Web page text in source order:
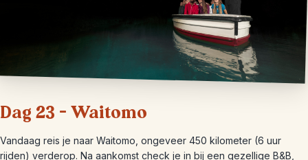
Dag 23 – Waitomo
Vandaag reis je naar Waitomo, ongeveer 450 kilometer (6 uur
rijden) verderop. Na aankomst check je in bij een gezellige B&B,